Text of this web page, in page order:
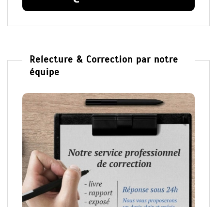
Relecture & Correction par notre
équipe